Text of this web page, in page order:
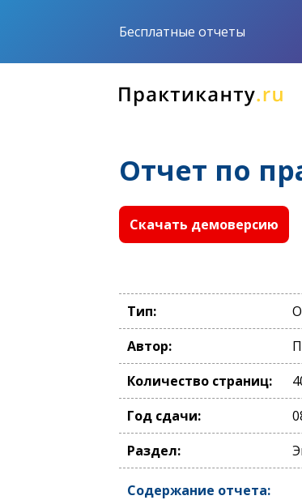
Бесплатные отчеты
Отчет по
Скачать демоверсию
Тип:
Автор:
Количество страниц:
Год сдачи:
Раздел:
Содержание отчета: